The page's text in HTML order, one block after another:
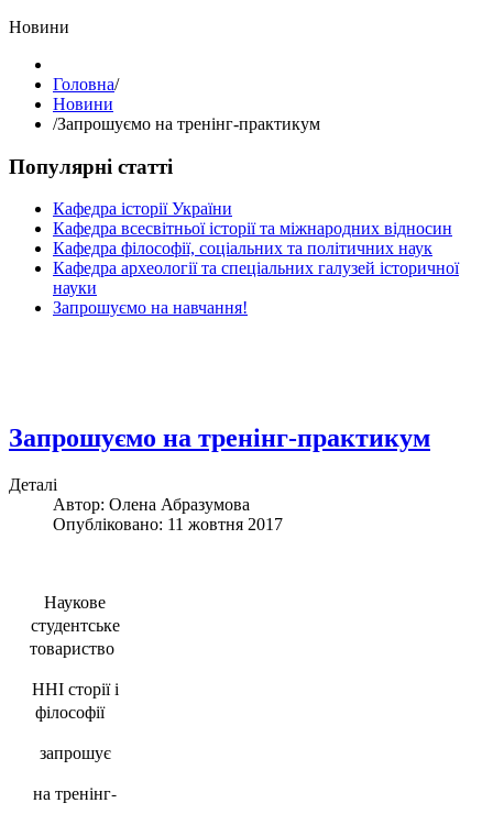
Hовини
Головна/
Hовини
/Запрошуємо на тренінг-практикум
Популярні статті
Кафедра історії України
Кафедра всесвітньої історії та міжнародних відносин
Кафедра філософії, соціальних та політичних наук
Кафедра археології та спеціальних галузей історичної
науки
Запрошуємо на навчання!
Запрошуємо на тренінг-практикум
Деталі
Автор: Олена Абразумова
Опубліковано: 11 жовтня 2017
Наукове
студентське
товариство
ННІ сторії і
філософії
запрошує
на тренінг-